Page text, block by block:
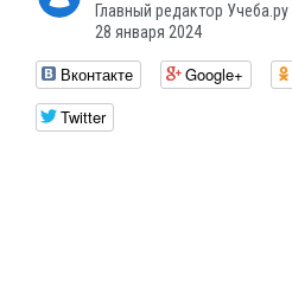
Главный редактор Учеба.ру
28 января 2024
Вконтакте Google+
Twitter